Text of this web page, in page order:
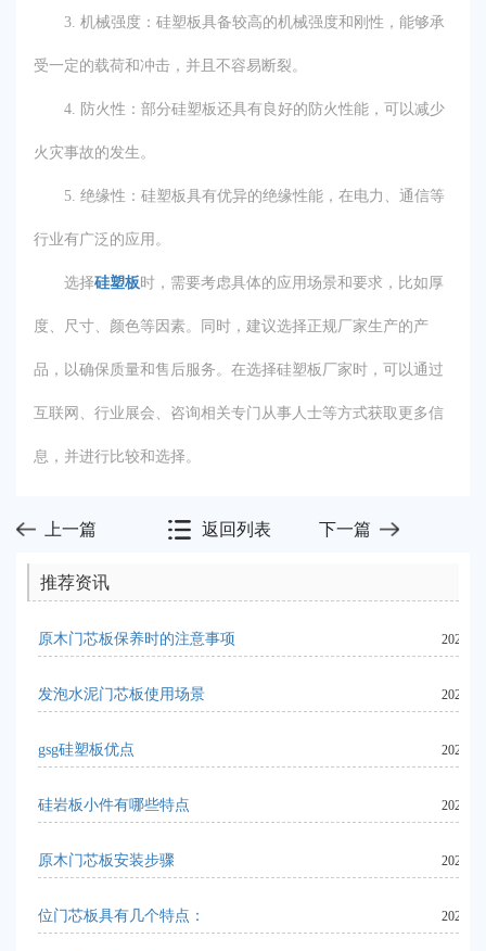
3. 机械强度：硅塑板具备较高的机械强度和刚性，能够承
受一定的载荷和冲击，并且不容易断裂。
4. 防火性：部分硅塑板还具有良好的防火性能，可以减少
火灾事故的发生。
5. 绝缘性：硅塑板具有优异的绝缘性能，在电力、通信等
行业有广泛的应用。
选择硅塑板时，需要考虑具体的应用场景和要求，比如厚
度、尺寸、颜色等因素。同时，建议选择正规厂家生产的产
品，以确保质量和售后服务。在选择硅塑板厂家时，可以通过
互联网、行业展会、咨询相关专门从事人士等方式获取更多信
息，并进行比较和选择。
上一篇 返回列表 下一篇
推荐资讯
原木门芯板保养时的注意事项 2024-
发泡水泥门芯板使用场景 2024-
gsg硅塑板优点 2023-
硅岩板小件有哪些特点 2023-
原木门芯板安装步骤 2024-
位门芯板具有几个特点： 2023-